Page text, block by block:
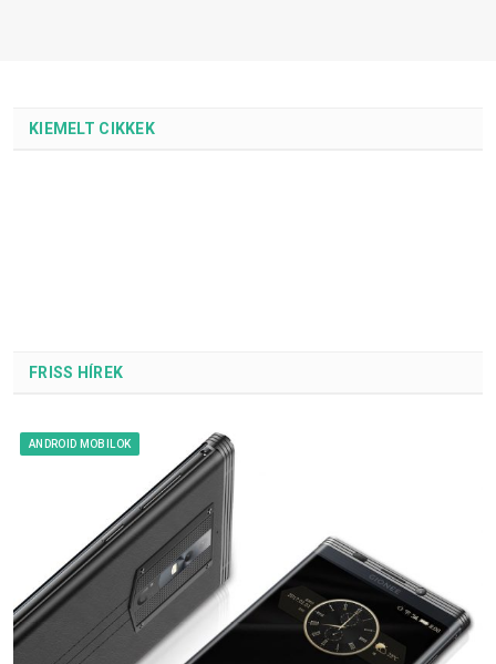
KIEMELT CIKKEK
FRISS HÍREK
ANDROID MOBILOK